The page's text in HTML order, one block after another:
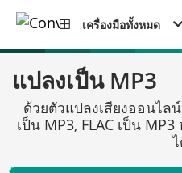
เครื่องมือทั้งหมด
แปลงเป็น MP3
ด้วยตัวแปลงเสียงออนไ
เป็น MP3, FLAC เป็น